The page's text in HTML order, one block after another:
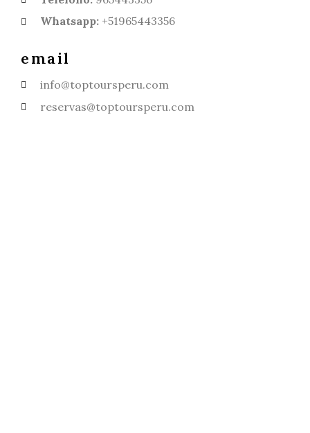
Whatsapp:+51965443356
email
info@toptoursperu.com
reservas@toptoursperu.com